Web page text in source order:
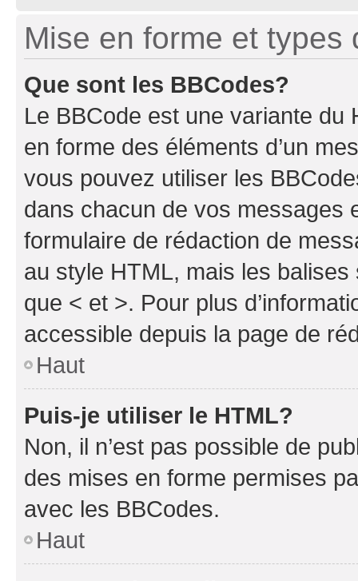
Mise en forme et types
Que sont les BBCodes?
Le BBCode est une variante du
en forme des éléments d’un
vous pouvez utiliser les
dans chacun de vos messages
formulaire de rédaction de
au style HTML, mais les
que < et >. Pour plus
accessible depuis la page de
Haut
Puis-je utiliser le HTML?
Non, il n’est pas possible de
des mises en forme permises
avec les BBCodes.
Haut